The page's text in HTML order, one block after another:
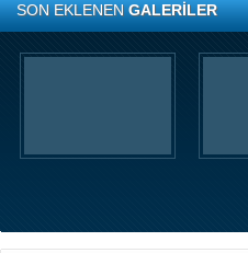
SON EKLENENGALERİLER